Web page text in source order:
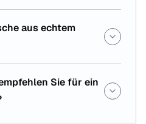
aus echtem
Sie für ein